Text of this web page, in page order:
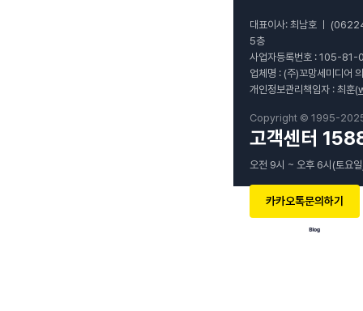
대표이사: 최남호 ㅣ
5층
사업자등록번호 : 105-
업체명 : (주)꼬망세미디어
개인정보관리책임자 : 최훈(
Copyright © 1995-2025
고객센터
오전 9시 ~ 오후 6시(토요
카카오톡문의하기